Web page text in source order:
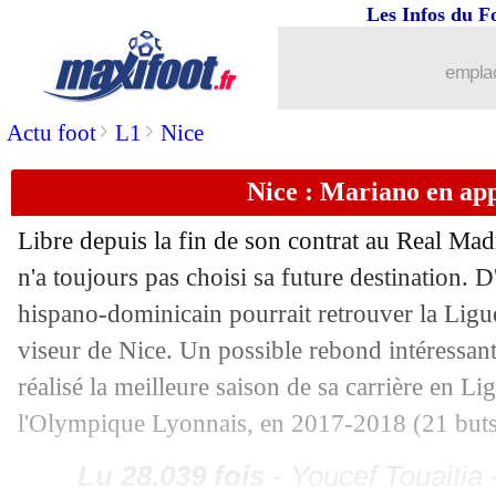
Actu foot> L1 > Nice
Les Infos du
Nice : Mariano en
Libre depuis la fin de son contrat au Real
n'a toujours pas choisi sa future destination.
hispano-dominicain pourrait retrouver la
viseur de Nice. Un possible rebond
réalisé la meilleure saison de sa carrière en
l'Olympique Lyonnais, en 2017-2018 (21
Lyon: une offre pour Alvero
03/07 Lens: Diarra, c'est terminé ?
03/07 OM: quand Pépé était dégoûté
03/07 Alkmaar : Beukema file à Bologne
03/07 Palace: Hodgson reste sur le banc
03/07 Newcastle : transfert record pour